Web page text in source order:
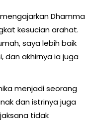
Dhamma
kesucian arahat.
saya lebih baik
dan akhirnya ia juga
menjadi seorang
dan istrinya juga
tidak